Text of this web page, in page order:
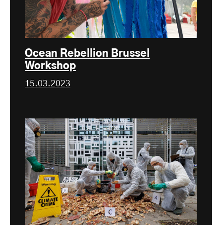
Ocean Rebellion Brussel
Workshop
15.03.2023